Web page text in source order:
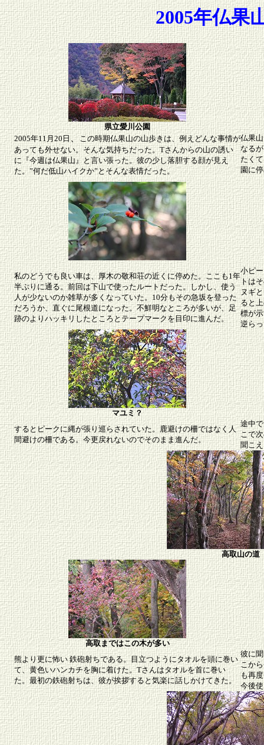
2005年仏果
県立愛川公園
2005年11月20日 、この時期仏果山の山歩きは、例えどんな事情が
あっても外せない。そんな気持ちだった。Tさんからの山の誘い
に『今週は仏果山』と言い張った。彼の少し落胆する顔が見え
た。”何だ低山ハイクか”とそんな表情だった。
仏果
なる
たく
園に
私のどうでも良い車は、厚木の敬和荘の近くに停めた。ここも1年
半ぶりに通る。前回は下山で使ったルートだった。しかし、使う
人が少ないのか雑草が多くなっていた。10分もその急坂を登った
だろうか、直ぐに尾根道になった。不鮮明なところが多いが、足
跡のよりハッキリしたところとテープマークを目印に進んだ。
小ピ
トは
ヌギ
ると
標が
逆ら
マユミ？
するとピークに縄が張り巡らされていた。鹿避けの柵ではなく人
間避けの柵である。今更戻れないのでそのまま進んだ。
途中
こで
聞こ
高取山の道
高取まではこの木が多い
熊より更に怖い 鉄砲射ちである。目立つようにタオルを頭に巻い
て、黄色いハンカチを胸に着けた。Tさんはタオルを首に巻い
た。最初の鉄砲射ちは、彼が挨拶すると気楽に話しかけてきた。
彼に
こか
も再
今後